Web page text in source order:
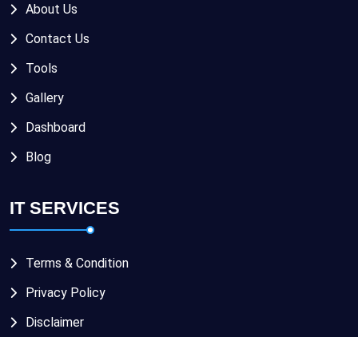
About Us
Contact Us
Tools
Gallery
Dashboard
Blog
IT SERVICES
Terms & Condition
Privacy Policy
Disclaimer